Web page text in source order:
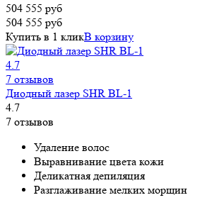
504 555 руб
504 555 руб
Купить в 1 кликВ корзину
4.7
7 отзывов
Диодный лазер SHR BL-1
4.7
7 отзывов
Удаление волос
Выравнивание цвета кожи
Деликатная депиляция
Разглаживание мелких морщин